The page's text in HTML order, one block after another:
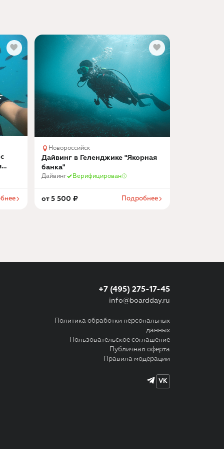
Новороссийск
Дайвинг в Геленджике "Якорная
банка"
Дайвинг Верифицирован
от5 500 ₽ Подробнее
+7 (495) 275-17-45
info@boardday.ru
Политика обработки персональных
данных
Пользовательское соглашение
Публичная оферта
Правила модерации
VK